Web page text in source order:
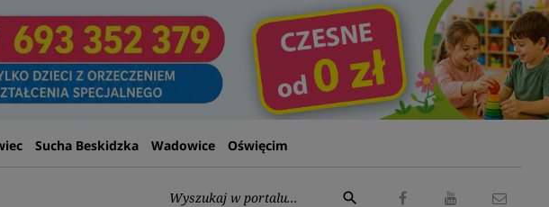
Sucha Beskidzka Wadowice Oświęcim
Wyszukaj:
search